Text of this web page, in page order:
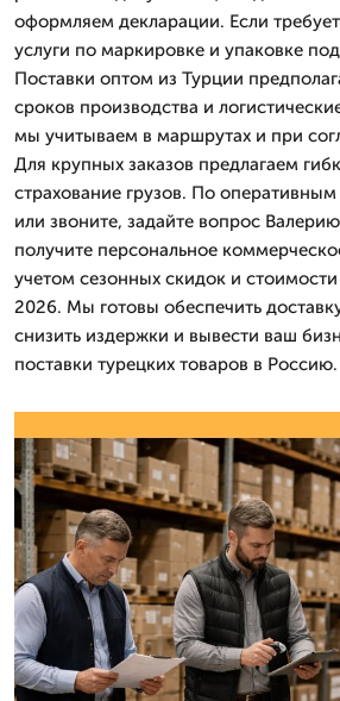
оформляем декларации. Если
услуги по маркировке и упаковке
Поставки оптом из Турции
сроков производства и
мы учитываем в маршрутах и при
Для крупных заказов предлагаем
страхование грузов. По
или звоните, задайте вопрос
получите персональное
учетом сезонных скидок и
2026. Мы готовы обеспечить
снизить издержки и вывести ваш
поставки турецких товаров в Россию.